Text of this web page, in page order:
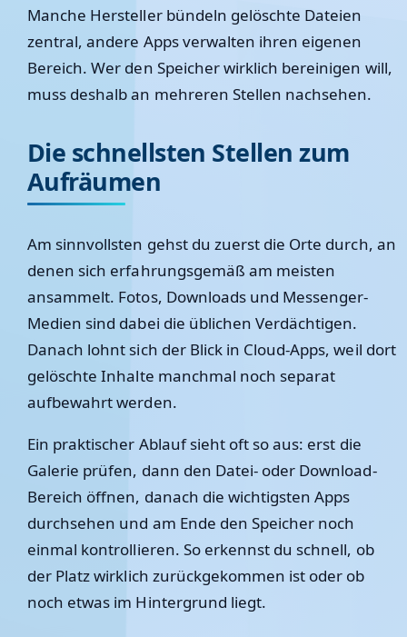
Manche Hersteller bündeln gelöschte Dateien
zentral, andere Apps verwalten ihren eigenen
Bereich. Wer den Speicher wirklich bereinigen will,
muss deshalb an mehreren Stellen nachsehen.
Die schnellsten Stellen zum
Aufräumen
Am sinnvollsten gehst du zuerst die Orte durch, an
denen sich erfahrungsgemäß am meisten
ansammelt. Fotos, Downloads und Messenger-
Medien sind dabei die üblichen Verdächtigen.
Danach lohnt sich der Blick in Cloud-Apps, weil dort
gelöschte Inhalte manchmal noch separat
aufbewahrt werden.
Ein praktischer Ablauf sieht oft so aus: erst die
Galerie prüfen, dann den Datei- oder Download-
Bereich öffnen, danach die wichtigsten Apps
durchsehen und am Ende den Speicher noch
einmal kontrollieren. So erkennst du schnell, ob
der Platz wirklich zurückgekommen ist oder ob
noch etwas im Hintergrund liegt.